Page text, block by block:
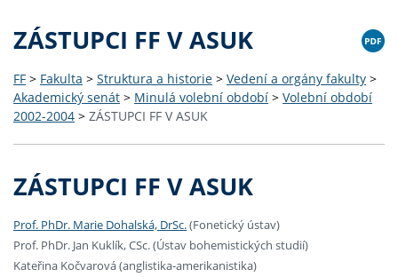
ZÁSTUPCI FF V ASUK
FF > Fakulta > Struktura a historie > Vedení a orgány fakulty >
Akademický senát > Minulá volební období > Volební období
2002-2004 > ZÁSTUPCI FF V ASUK
ZÁSTUPCI FF V ASUK
Prof. PhDr. Marie Dohalská, DrSc.(Fonetický ústav)
Prof. PhDr. Jan Kuklík, CSc. (Ústav bohemistických studií)
Kateřina Kočvarová (anglistika-amerikanistika)